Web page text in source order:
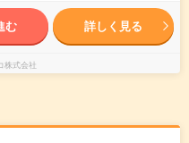
む 詳しく見る
株式会社